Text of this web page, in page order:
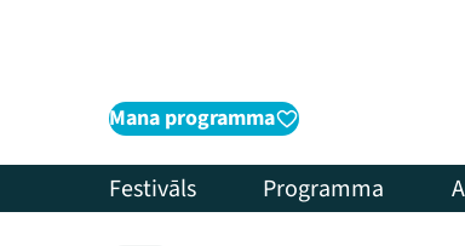
Mana programma
Festivāls Programma